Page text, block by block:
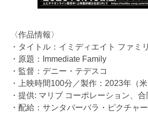
〈作品情報〉
・タイトル：イミディエイト ファミ
・原題：Immediate Family
・監督：デニー・テデスコ
・上映時間100分／製作：2023年（米
・提供: マリブ コーポレーション、
・配給：サンタバーバラ・ピクチャ